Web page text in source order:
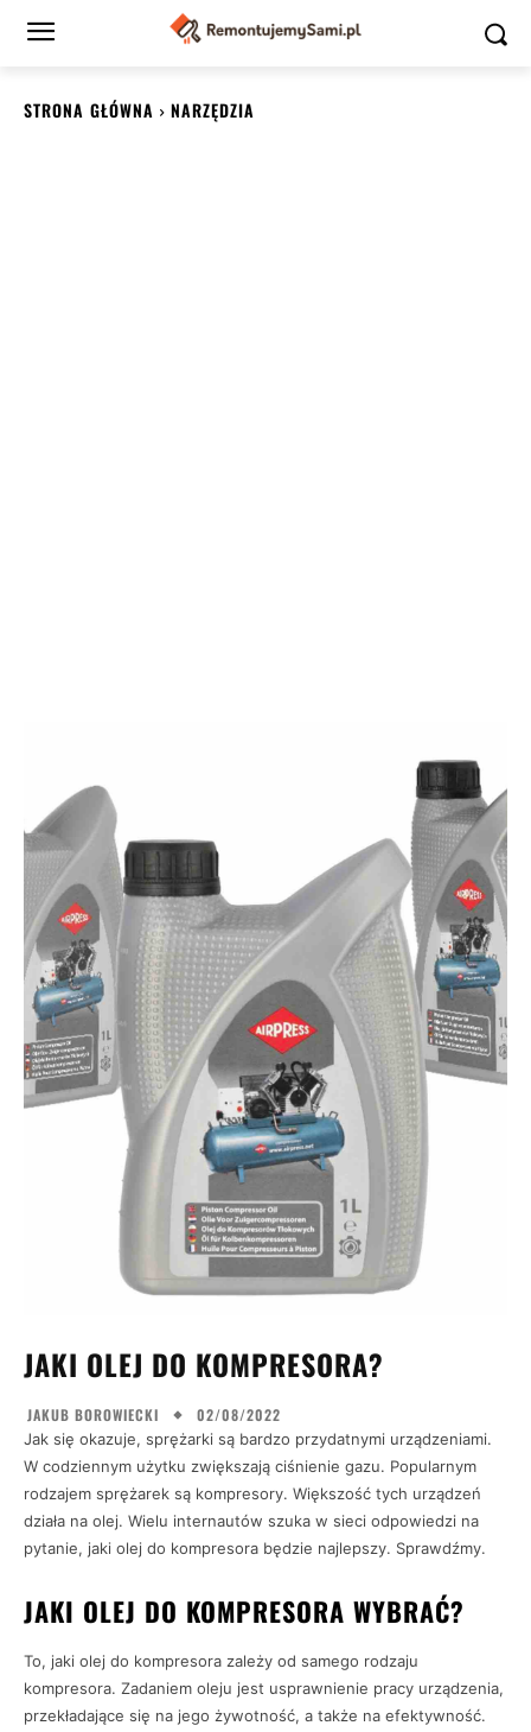
STRONA GŁÓWNA NARZĘDZIA
JAKI OLEJ DO KOMPRESORA?
JAKUB BOROWIECKI 02/08/2022
Jak się okazuje, sprężarki są bardzo przydatnymi urządzeniami.
W codziennym użytku zwiększają ciśnienie gazu. Popularnym
rodzajem sprężarek są kompresory. Większość tych urządzeń
działa na olej. Wielu internautów szuka w sieci odpowiedzi na
pytanie, jaki olej do kompresora będzie najlepszy. Sprawdźmy.
JAKI OLEJ DO KOMPRESORA WYBRAĆ?
To, jaki olej do kompresora zależy od samego rodzaju
kompresora. Zadaniem oleju jest usprawnienie pracy urządzenia,
przekładające się na jego żywotność, a także na efektywność.